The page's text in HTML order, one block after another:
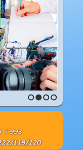
1 2 3 4